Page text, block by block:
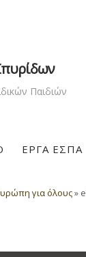
Παιδιών
ΕΡΓΑ ΕΣΠΑ
για όλους»